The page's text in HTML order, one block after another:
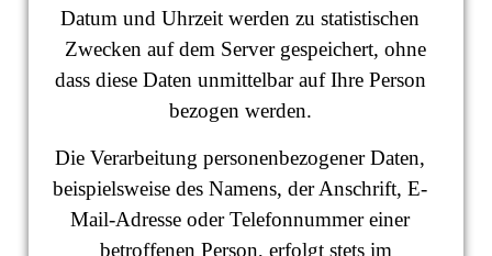
Datum und Uhrzeit werden zu statistischen
Zwecken auf dem Server gespeichert, ohne
dass diese Daten unmittelbar auf Ihre Person
bezogen werden.
Die Verarbeitung personenbezogener Daten,
beispielsweise des Namens, der Anschrift, E-
Mail-Adresse oder Telefonnummer einer
betroffenen Person, erfolgt stets im